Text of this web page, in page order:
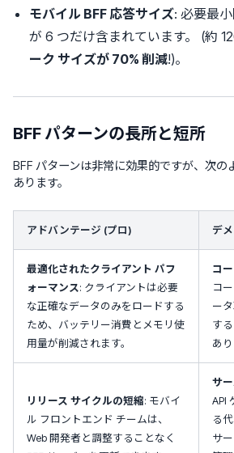
モバイル BFF 応答サイズ: 必要最
が 6 つだけ含まれています。 (約
ーク サイズが 70% 削減!)。
BFF パターンの長所と短所
BFF パターンは非常に効果的ですが、次の
あります。
アドバンテージ (プロ) デ
最適化されたクライアント パフ
ォーマンス: クライアントは必要
な正確なデータのみをロードする
ため、バッテリー消費とメモリ使
用量が削減されます。
コ
コ
ー
す
あり
リリース サイクルの短縮: モバイ
ル フロントエンド チームは、
Web 開発者と調整することなく
サ
API
る
サ